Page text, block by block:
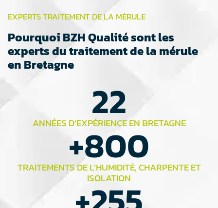
EXPERTS TRAITEMENT DE LA MÉRULE
Pourquoi BZH Qualité sont les
experts du traitement de la mérule
en Bretagne
ANNÉES D’EXPÉRIENCE EN BRETAGNE
22
TRAITEMENTS DE L’HUMIDITÉ, CHARPENTE ET
ISOLATION
+800